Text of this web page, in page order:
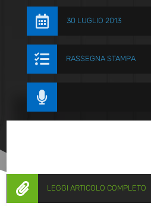
 30 LUGLIO 2013
 RASSEGNA STAMPA

 LEGGI ARTICOLO COMPLETO